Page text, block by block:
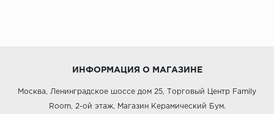
ИНФОРМАЦИЯ О МАГАЗИНЕ
Москва, Ленинградское шоссе дом 25, Торговый Центр Family
Room, 2-ой этаж, Магазин Керамический Бум.